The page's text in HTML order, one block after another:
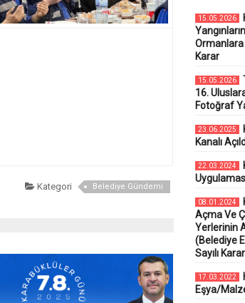
Kategori Belediye Gündemi
15.05.2026
Ormanlara
Karar
15.05.2026
16.
Fotoğraf
23.06.2025
Kanalı
22.03.2024
08.01.2024
Açma Ve
Yerlerinin
(Belediye
Sayılı
17.03.2022
Eşya/